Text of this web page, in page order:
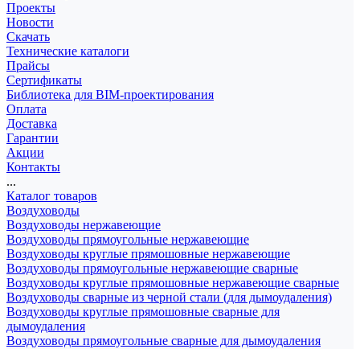
Проекты
Новости
Скачать
Технические каталоги
Прайсы
Сертификаты
Библиотека для BIM-проектирования
Оплата
Доставка
Гарантии
Акции
Контакты
...
Каталог товаров
Воздуховоды
Воздуховоды нержавеющие
Воздуховоды прямоугольные нержавеющие
Воздуховоды круглые прямошовные нержавеющие
Воздуховоды прямоугольные нержавеющие сварные
Воздуховоды круглые прямошовные нержавеющие сварные
Воздуховоды сварные из черной стали (для дымоудаления)
Воздуховоды круглые прямошовные сварные для
дымоудаления
Воздуховоды прямоугольные сварные для дымоудаления